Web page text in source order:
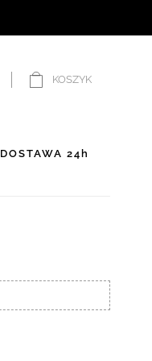
KOSZYK
DOSTAWA 24h